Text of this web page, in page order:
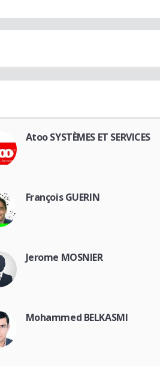
Atoo SYSTÈMES ET SERVICES
François GUERIN
Jerome MOSNIER
Mohammed BELKASMI